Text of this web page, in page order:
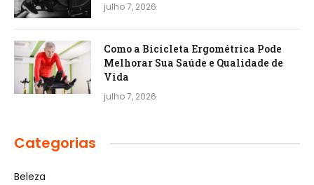
julho 7, 2026
Como a Bicicleta Ergométrica Pode
Melhorar Sua Saúde e Qualidade de
Vida
julho 7, 2026
Categorias
Beleza